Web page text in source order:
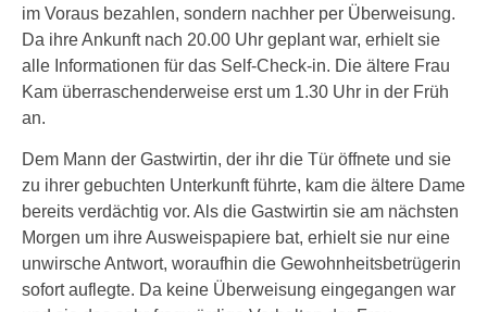
im Voraus bezahlen, sondern nachher per Überweisung.
Da ihre Ankunft nach 20.00 Uhr geplant war, erhielt sie
alle Informationen für das Self-Check-in. Die ältere Frau
Kam überraschenderweise erst um 1.30 Uhr in der Früh
an.
Dem Mann der Gastwirtin, der ihr die Tür öffnete und sie
zu ihrer gebuchten Unterkunft führte, kam die ältere Dame
bereits verdächtig vor. Als die Gastwirtin sie am nächsten
Morgen um ihre Ausweispapiere bat, erhielt sie nur eine
unwirsche Antwort, woraufhin die Gewohnheitsbetrügerin
sofort auflegte. Da keine Überweisung eingegangen war